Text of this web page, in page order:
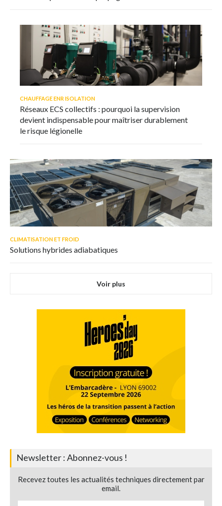
CHAUFFAGE ENR ISOLATION
Réseaux ECS collectifs : pourquoi la supervision
devient indispensable pour maîtriser durablement
le risque légionelle
CLIMATISATION ET FROID
Solutions hybrides adiabatiques
Voir plus
Newsletter : Abonnez-vous !
Recevez toutes les actualités techniques directement par
email.